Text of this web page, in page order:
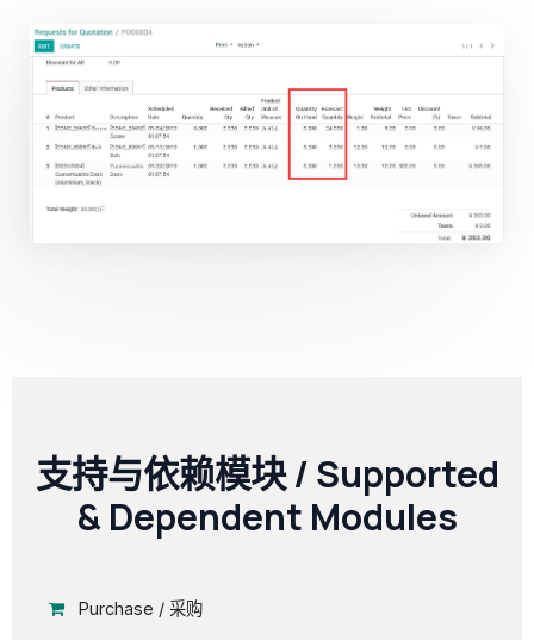
支持与依赖模块 / Supported
& Dependent Modules
Purchase / 采购